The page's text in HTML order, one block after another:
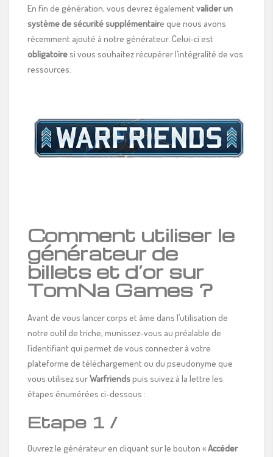
En fin de génération, vous devrez égalementvalider un
système de sécurité supplémentaire que nous avons
récemment ajouté à notre générateur. Celui-ci est
obligatoiresi vous souhaitez récupérer l’intégralité de vos
ressources.
Comment utiliser le
générateur de
billets et d’or sur
TomNa Games ?
Avant de vous lancer corps et âme dans l’utilisation de
notre outil de triche, munissez-vous au préalable de
l’identifiant qui permet de vous connecter à votre
plateforme de téléchargement ou du pseudonyme que
vous utilisez surWarfriendspuis suivez à la lettre les
étapes énumérées ci-dessous :
Etape 1 /
Ouvrez le générateur en cliquant sur le bouton «Accéder